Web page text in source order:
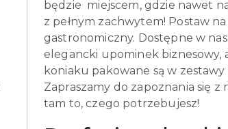
będzie miejscem, gdzie nawet
z pełnym zachwytem! Postaw
gastronomiczny. Dostępne w
elegancki upominek biznesowy,
koniaku pakowane są w
Zapraszamy do zapoznania się
tam to, czego potrzebujesz!